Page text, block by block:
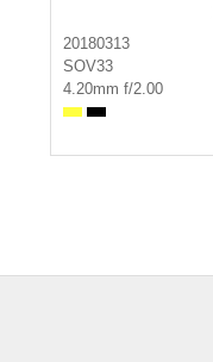
20180313
SOV33
4.20mm f/2.00